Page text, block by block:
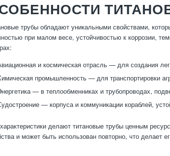
трубы обладают уникальными свойствами,
при малом весе, устойчивостью к коррозии,
и космическая отрасль — для создания
промышленность — для транспортировки
— в теплообменниках и трубопроводах,
— корпуса и коммуникации кораблей,
делают титановые трубы ценным
и может быть использован повторно, что делает